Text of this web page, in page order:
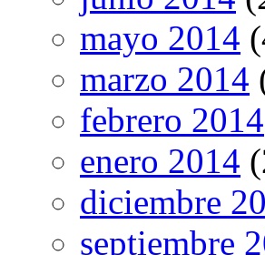
mayo 2014
marzo 2014
febrero 2014
enero 2014
diciembre
septiembre